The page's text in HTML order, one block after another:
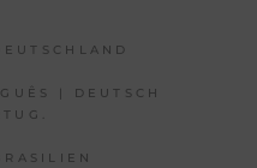
| DEUTSCH